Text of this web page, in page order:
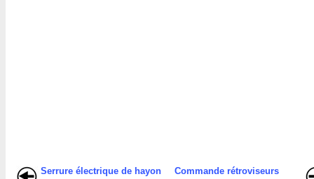
Serrure électrique de hayon Commande rétroviseurs